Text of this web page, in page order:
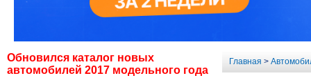
Обновился каталог новых
автомобилей 2017 модельного года
Главная >